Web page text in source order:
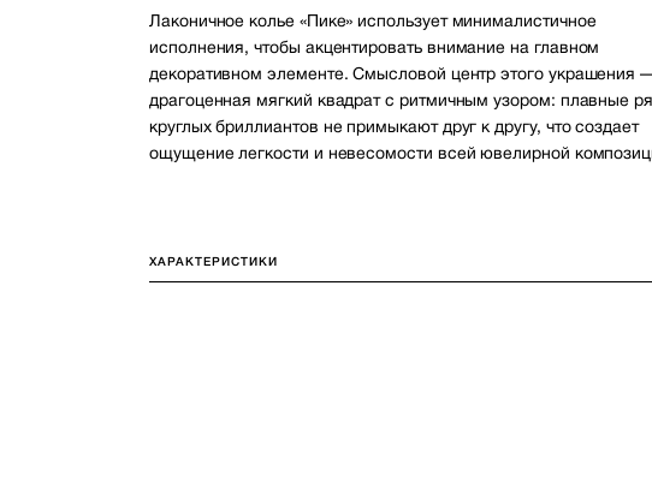
Лаконичное колье «Пике» использует минималистичное
исполнения, чтобы акцентировать внимание на главном
декоративном элементе. Смысловой центр этого украшения
драгоценная мягкий квадрат с ритмичным узором: плавные
круглых бриллиантов не примыкают друг к другу, что создает
ощущение легкости и невесомости всей ювелирной
ХАРАКТЕРИСТИКИ